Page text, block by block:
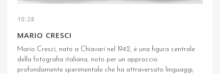
10:28
MARIO CRESCI
Mario Cresci, nato a Chiavari nel 1942, è una figura centrale
della fotografia italiana, noto per un approccio
profondamente sperimentale che ha attraversato linguaggi,